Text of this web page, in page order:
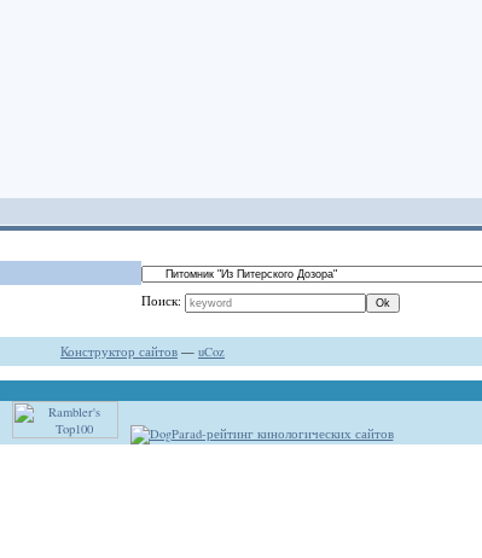
Поиск:
Конструктор сайтов — uCoz